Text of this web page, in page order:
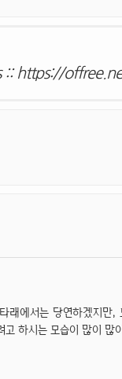
::https://
래에서는 당연하겠지
고 하시는 모습이 많이 많